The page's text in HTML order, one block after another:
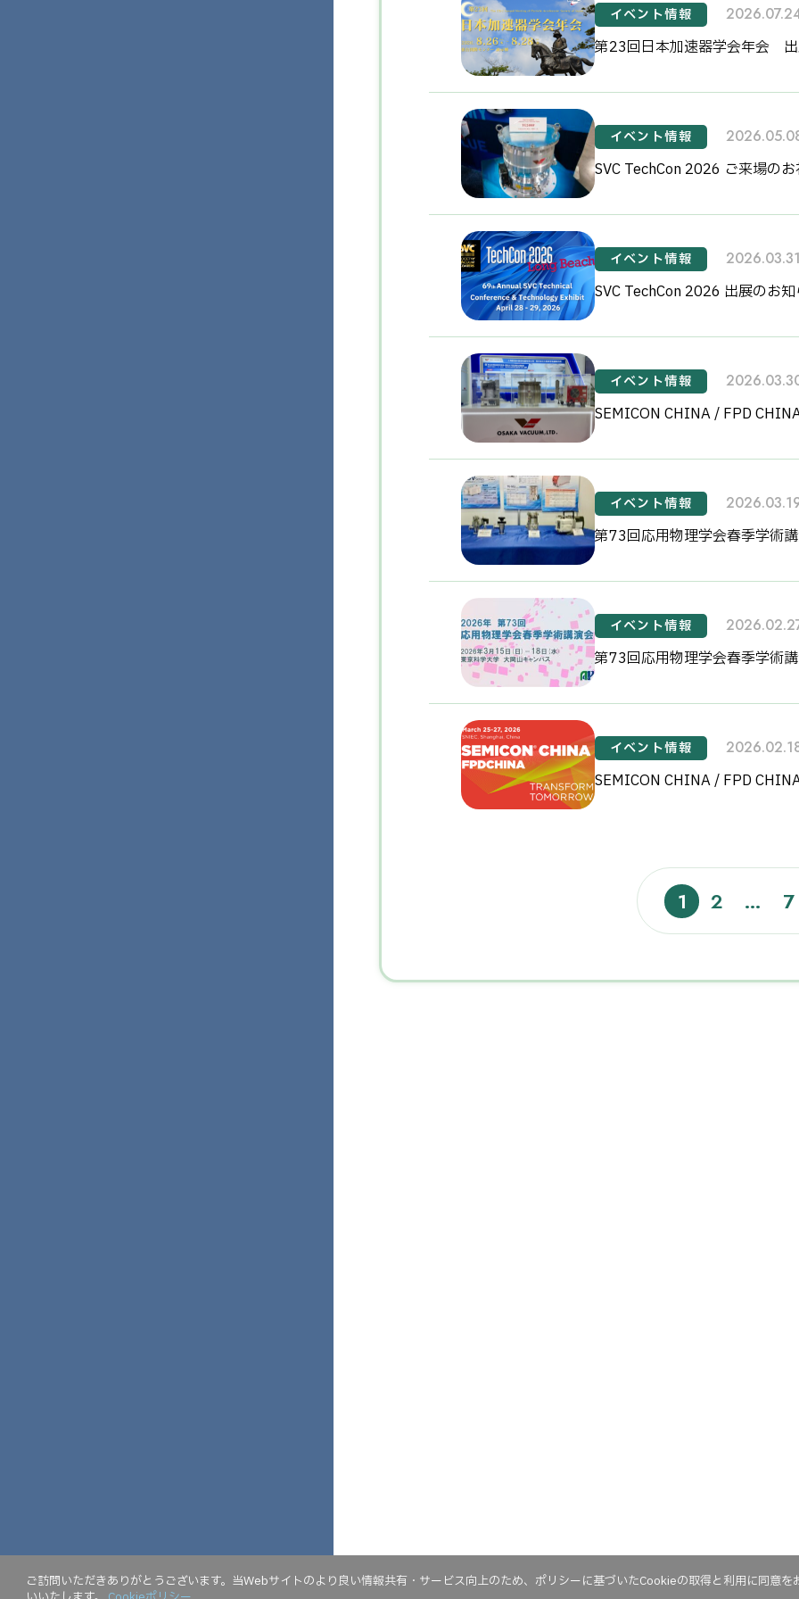
イベント情報
第23回日本加速器学会年会
イベント情報
SVC TechCon 2026 ご来場のお
イベント情報
SVC TechCon 2026 出展のお
イベント情報
SEMICON CHINA / FPD
イベント情報
第73回応用物理学会春季学術
イベント情報
第73回応用物理学会春季学術
イベント情報
SEMICON CHINA / FPD
1 2 … 7
ご訪問いただきありがとうございます。当Webサイトのより良い情報共有・サービス向上のため、ポリシーに基づいたCookieの取得と利用に同意を